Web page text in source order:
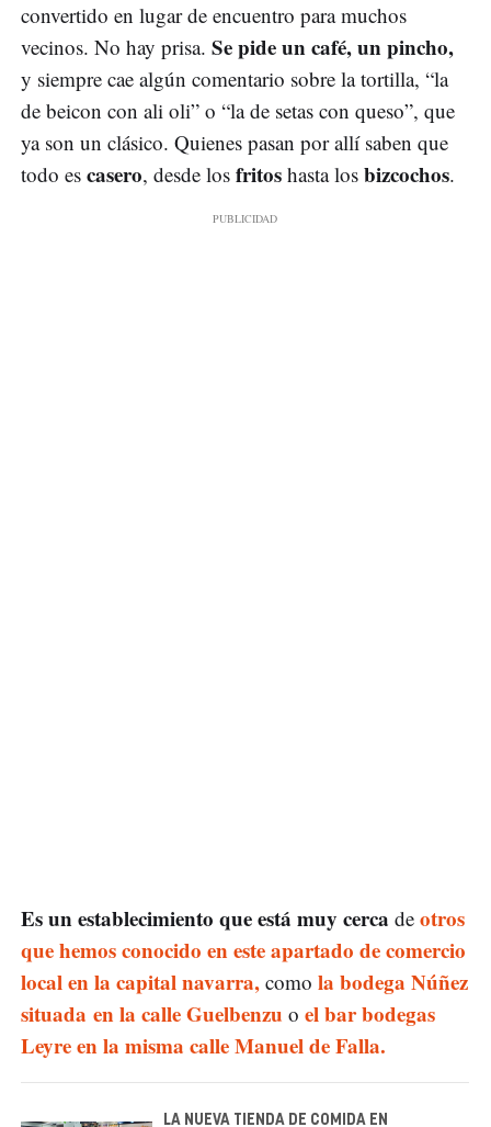
convertido en lugar de encuentro para muchos
vecinos. No hay prisa. Se pide un café, un pincho,
y siempre cae algún comentario sobre la tortilla, “la
de beicon con ali oli” o “la de setas con queso”, que
ya son un clásico. Quienes pasan por allí saben que
todo es casero, desde los fritos hasta los bizcochos.
Es un establecimiento que está muy cerca de otros
que hemos conocido en este apartado de comercio
local en la capital navarra, como la bodega Núñez
situada en la calle Guelbenzu o el bar bodegas
Leyre en la misma calle Manuel de Falla.
LA NUEVA TIENDA DE COMIDA EN